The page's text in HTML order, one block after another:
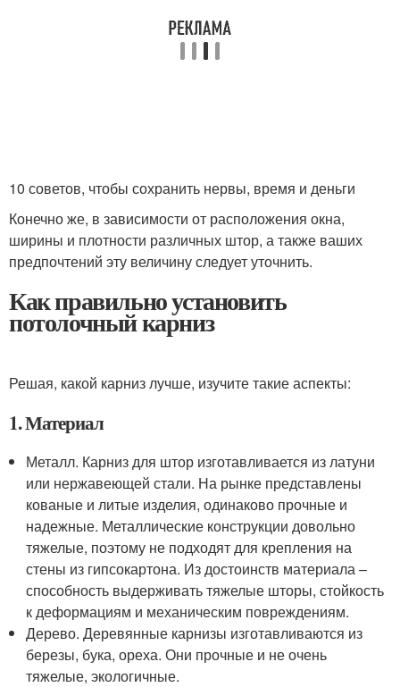
10 советов, чтобы сохранить нервы, время и деньги
Конечно же, в зависимости от расположения окна,
ширины и плотности различных штор, а также ваших
предпочтений эту величину следует уточнить.
Как правильно установить
потолочный карниз
Решая, какой карниз лучше, изучите такие аспекты:
1. Материал
Металл. Карниз для штор изготавливается из латуни
или нержавеющей стали. На рынке представлены
кованые и литые изделия, одинаково прочные и
надежные. Металлические конструкции довольно
тяжелые, поэтому не подходят для крепления на
стены из гипсокартона. Из достоинств материала –
способность выдерживать тяжелые шторы, стойкость
к деформациям и механическим повреждениям.
Дерево. Деревянные карнизы изготавливаются из
березы, бука, ореха. Они прочные и не очень
тяжелые, экологичные.